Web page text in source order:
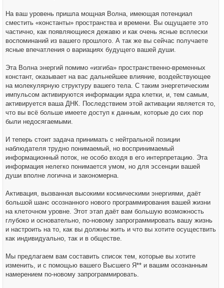
На ваш уровень пришла мощная Волна, имеющая потенциал
сместить «константы» пространства и времени. Вы ощущаете это
частично, как появляющиеся дежавю и как очень ясные всплески
воспоминаний из вашего прошлого. А так же вы сейчас получаете
ясные впечатления о вариациях будущего вашей души.
Эта Волна энергий помимо «изгиба» пространственно-временных
констант, оказывает на вас дальнейшее влияние, воздействующее
на молекулярную структуру вашего тела. С таким энергетическим
импульсом активируются информации ядра клетки, и, тем самым,
активируется ваша ДНК. Последствием этой активации является то,
что вы всё больше имеете доступ к данным, которые до сих пор
были недосягаемыми.
И теперь стоит задача принимать с нейтральной позиции
наблюдателя трудно понимаемый, но воспринимаемый
информационный поток, не особо входя в его интерпретацию. Эта
информация нелегко понимается умом, но для эссенции вашей
души вполне логична и закономерна.
Активация, вызванная высокими космическими энергиями, даёт
большой шанс осознанного нового программирования вашей жизни
на клеточном уровне. Этот этап даёт вам большую возможность
глубоко и основательно, по-новому запрограммировать вашу жизнь
и настроить на то, как вы должны жить и что вы хотите осуществить
как индивидуально, так и в обществе.
Мы предлагаем вам составить список тем, которые вы хотите
изменить, и с помощью вашего Высшего Я** и вашим осознанным
намерением по-новому запрограммировать.